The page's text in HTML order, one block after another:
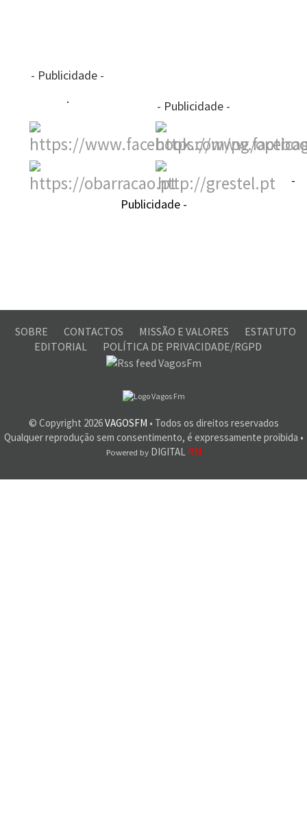
- Publicidade -
- Publicidade -
-
Publicidade -
SOBRE CONTACTOS MISSÃO E VALORES
ESTATUTO
EDITORIAL
POLÍTICA DE PRIVACIDADE/RGPD
© Copyright 2026VAGOSFM • Todos os direitos reservados
Qualquer reprodução sem consentimento, é expressamente proibida •
Powered byDIGITAL RM